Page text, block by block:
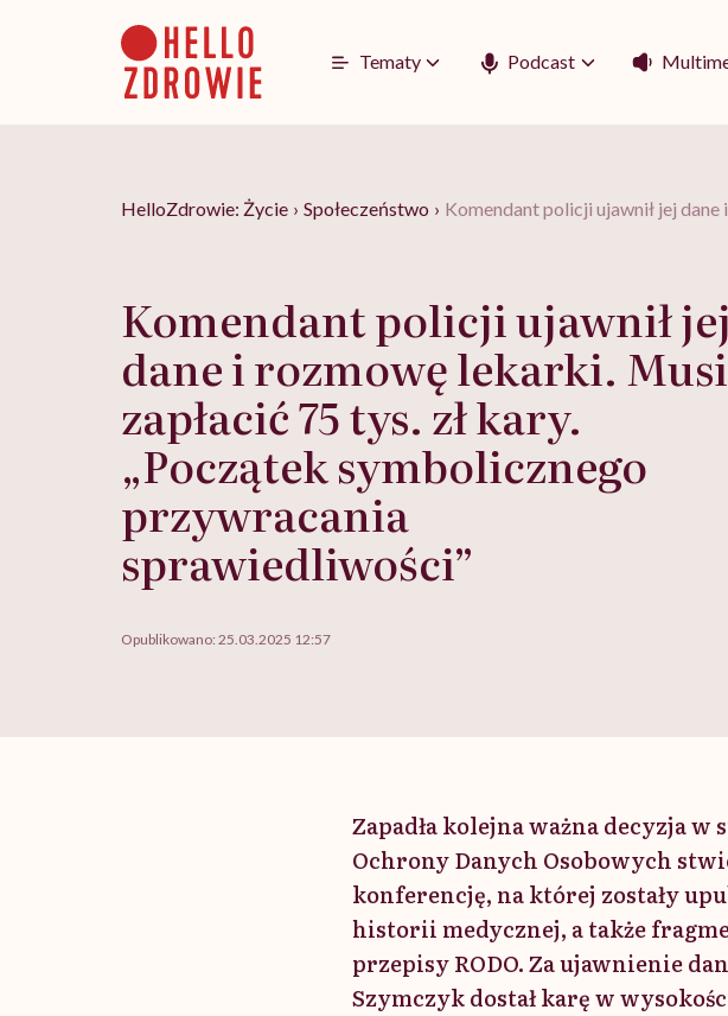
Tematy Podcast
HelloZdrowie: Życie › Społeczeństwo › Komendant policji ujawnił jej
Komendant policji ujawnił jej
dane i rozmowę lekarki. Musi
zapłacić 75 tys. zł kary.
„Początek symbolicznego
przywracania
sprawiedliwości”
Opublikowano: 25.03.2025 12:57
Zapadła kolejna ważna decyzja
Ochrony Danych Osobowych
konferencję, na której zostały
historii medycznej, a także
przepisy RODO. Za ujawnienie
Szymczyk dostał karę w